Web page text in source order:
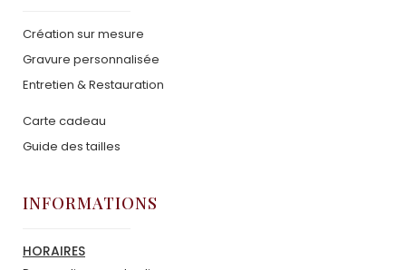
Création sur mesure
Gravure personnalisée
Entretien & Restauration
Carte cadeau
Guide des tailles
INFORMATIONS
HORAIRES